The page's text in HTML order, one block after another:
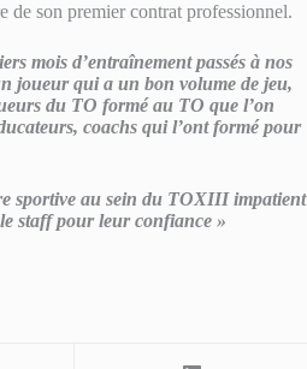
de son premier contrat professionnel.
mois d’entraînement passés à nos
joueur qui a un bon volume de jeu,
du TO formé au TO que l’on
coachs qui l’ont formé pour
sportive au sein du TOXIII impatient
staff pour leur confiance »